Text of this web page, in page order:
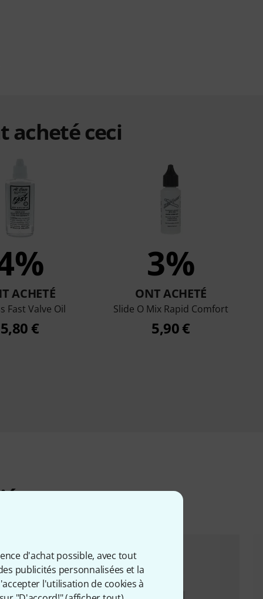
d'achat possible, avec tout
publicités personnalisées et la
l'utilisation de cookies à
acheté ceci
ACHETÉ
Fast Valve Oil
5,80 €
3%
ONT ACHETÉ
Slide O Mix Rapid Comfort
5,90 €